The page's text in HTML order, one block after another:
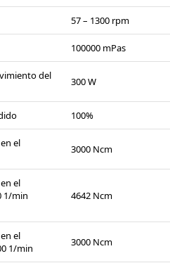
57 – 1300 rpm
100000 mPas
del
300 W
100%
el
3000 Ncm
el
1/min
4642 Ncm
el
1/min
3000 Ncm